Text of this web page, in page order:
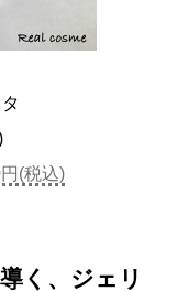
(税込)
く、ジェリ